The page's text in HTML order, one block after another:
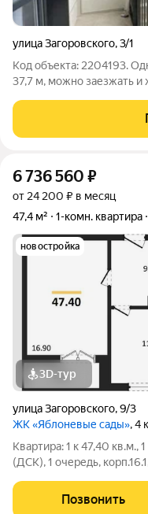
улица Загоровского,3/1
Код объекта: 2204193.
37,7 м, можно заезжать и
ощущение
легко организовать
6 736 560 ₽
от 24 200 ₽ в месяц
47,4 м²
1-комн. квартира
новостройка
3D-тур
улица Загоровского,9/3
ЖК «Яблоневые сады», 4
Квартира: 1 к 47,40 кв.м.,
(ДСК), 1 очередь,
Позвонить